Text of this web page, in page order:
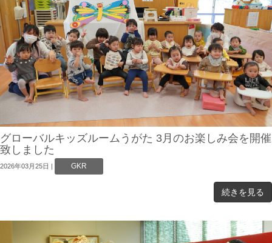
グローバルキッズルームうがた 3月のお楽しみ会を開催
致しました
2026年03月25日 | GKR
続きを見る